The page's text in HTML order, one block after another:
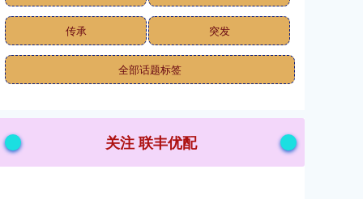
传承 突发
全部话题标签
关注 联丰优配